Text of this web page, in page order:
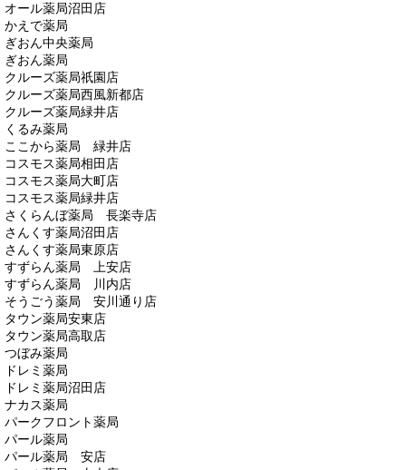
オール薬局沼田店
かえで薬局
ぎおん中央薬局
ぎおん薬局
クルーズ薬局祇園店
クルーズ薬局西風新都店
クルーズ薬局緑井店
くるみ薬局
ここから薬局 緑井店
コスモス薬局相田店
コスモス薬局大町店
コスモス薬局緑井店
さくらんぼ薬局 長楽寺店
さんくす薬局沼田店
さんくす薬局東原店
すずらん薬局 上安店
すずらん薬局 川内店
そうごう薬局 安川通り店
タウン薬局安東店
タウン薬局高取店
つぼみ薬局
ドレミ薬局
ドレミ薬局沼田店
ナカス薬局
パークフロント薬局
パール薬局
パール薬局 安店